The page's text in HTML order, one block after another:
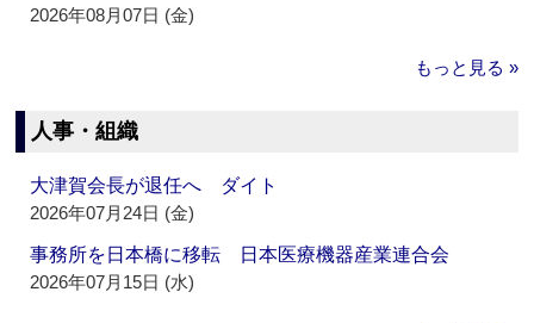
2026年08月07日 (金)
もっと見る »
人事・組織
大津賀会長が退任へ ダイト
2026年07月24日 (金)
事務所を日本橋に移転 日本医療機器産業連合会
2026年07月15日 (水)